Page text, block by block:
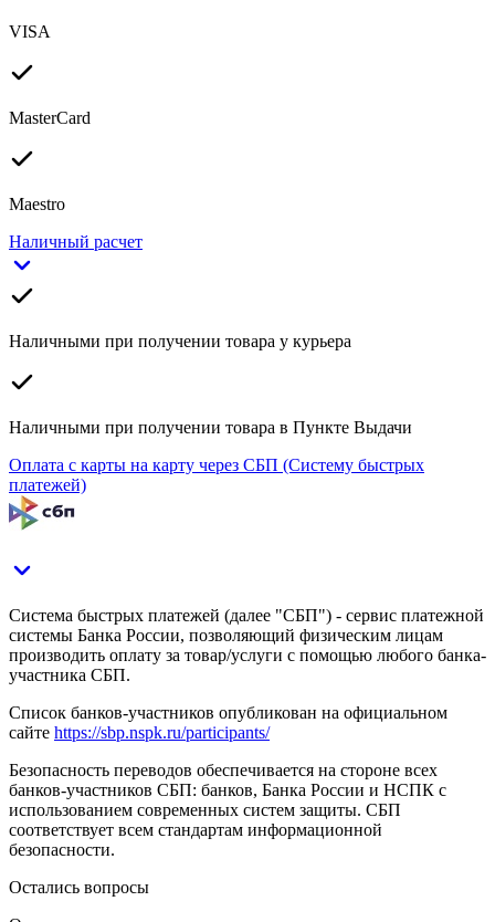
VISA
MasterCard
Maestro
Наличный расчет
Наличными при получении товара у курьера
Наличными при получении товара в Пункте Выдачи
Оплата с карты на карту через СБП (Систему быстрых
платежей)
Система быстрых платежей (далее "СБП") - сервис платежной
системы Банка России, позволяющий физическим лицам
производить оплату за товар/услуги с помощью любого банка-
участника СБП.
Список банков-участников опубликован на официальном
сайте https://sbp.nspk.ru/participants/
Безопасность переводов обеспечивается на стороне всех
банков-участников СБП: банков, Банка России и НСПК с
использованием современных систем защиты. СБП
соответствует всем стандартам информационной
безопасности.
Остались вопросы